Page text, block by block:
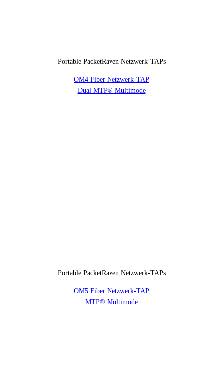
Portable PacketRaven Netzwerk-TAPs
OM4 Fiber Netzwerk-TAP
Dual MTP® Multimode
Portable PacketRaven Netzwerk-TAPs
OM5 Fiber Netzwerk-TAP
MTP® Multimode